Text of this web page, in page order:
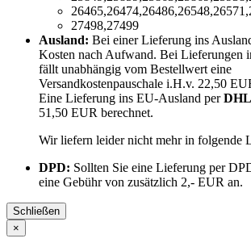
27498,27499
Ausland: Bei einer Lieferung ins
Kosten nach Aufwand. Bei Lieferungen
fällt unabhängig vom Bestellwert eine
Versandkostenpauschale i.H.v. 22,50
Eine Lieferung ins EU-Ausland per
51,50 EUR berechnet.
Wir liefern leider nicht mehr in folgende
DPD: Sollten Sie eine Lieferung per
eine Gebühr von zusätzlich 2,- EUR an.
Schließen
×